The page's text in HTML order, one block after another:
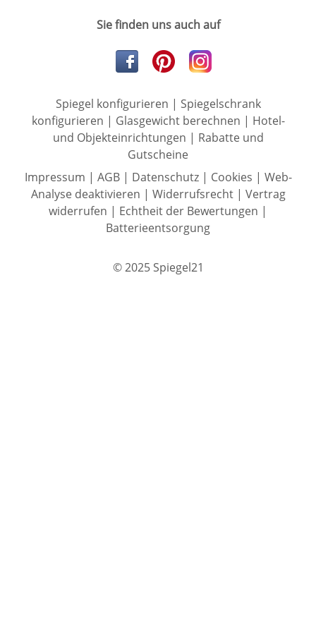
Sie finden uns auch auf
Spiegel konfigurieren | Spiegelschrank
konfigurieren | Glasgewicht berechnen | Hotel-
und Objekteinrichtungen | Rabatte und
Gutscheine
Impressum | AGB| Datenschutz| Cookies | Web-
Analyse deaktivieren | Widerrufsrecht| Vertrag
widerrufen | Echtheit der Bewertungen |
Batterieentsorgung
© 2025 Spiegel21